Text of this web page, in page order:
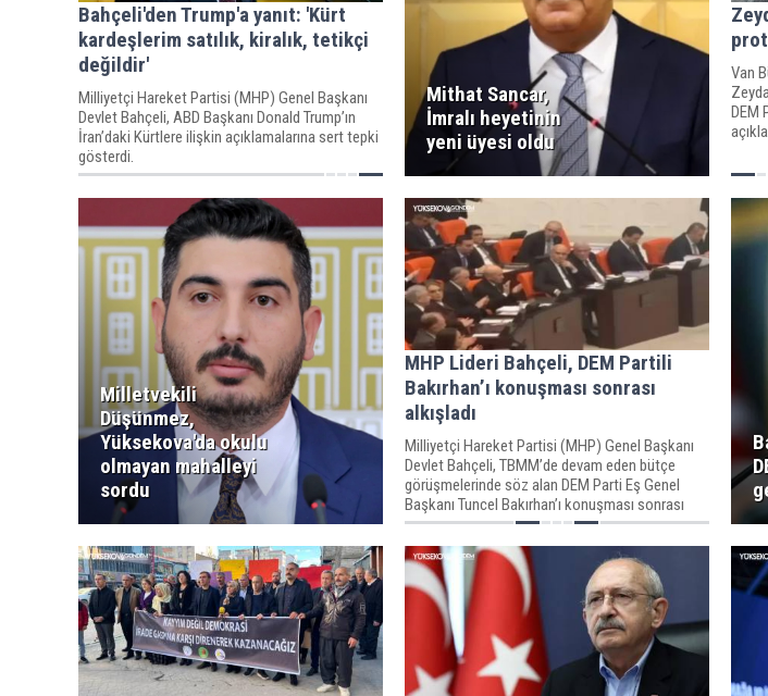
Bahçeli'den Trump'a yanıt: 'Kürt
kardeşlerim satılık, kiralık, tetikçi
değildir'
Milliyetçi Hareket Partisi (MHP) Genel Başkanı
Devlet Bahçeli, ABD Başkanı Donald Trump’ın
İran’daki Kürtlere ilişkin açıklamalarına sert tepki
gösterdi.
Mithat Sancar,
İmralı heyetinin
yeni üyesi oldu
Van
DEM
Milletvekili
Düşünmez,
Yüksekova'da okulu
olmayan mahalleyi
sordu
MHP Lideri Bahçeli, DEM Partili
Bakırhan’ı konuşması sonrası
alkışladı
Milliyetçi Hareket Partisi (MHP) Genel Başkanı
Devlet Bahçeli, TBMM’de devam eden bütçe
görüşmelerinde söz alan DEM Parti Eş Genel
Başkanı Tuncel Bakırhan’ı konuşması sonrası
alkışladı.